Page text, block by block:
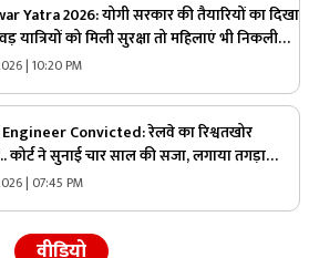
Yatra 2026: योगी सरकार की तैयारियों का दिखा
यात्रियों को मिली सुरक्षा तो महिलाएं भी निकली
की राह पर, पढ़िए ये विशेष लेख
| 10:20 PM
Convicted: रेलवे का रिश्वतखोर
कोर्ट ने सुनाई चार साल की सजा, लगाया तगड़ा
से वसूल रहा था रकम
| 07:45 PM
वीडियो